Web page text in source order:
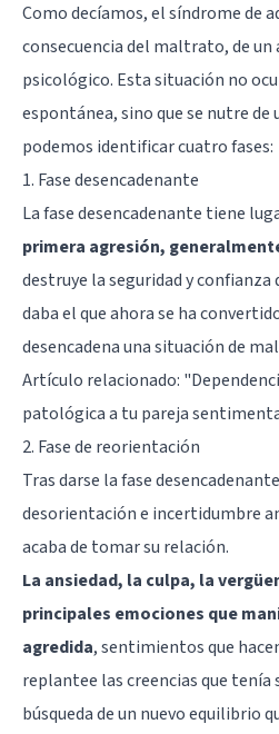
Como decíamos, el síndrome de
consecuencia del maltrato, de
psicológico. Esta situación no
espontánea, sino que se nutre de
podemos identificar cuatro fases:
1. Fase desencadenante
La fase desencadenante tiene
primera agresión,
destruye la seguridad y confianza
daba el que ahora se ha
desencadena una situación de
Artículo relacionado:
patológica a tu pareja
2. Fase de reorientación
Tras darse la fase
desorientación e incertidumbre
acaba de tomar su relación.
La ansiedad, la culpa, la
principales emociones que
agredida, sentimientos que
replantee las creencias que tenía
búsqueda de un nuevo equilibrio